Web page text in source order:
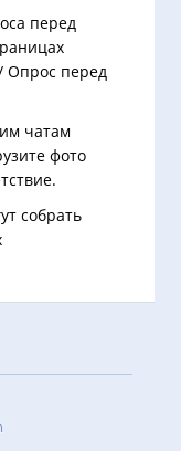
перед
Опрос перед
чатам
фото
собрать